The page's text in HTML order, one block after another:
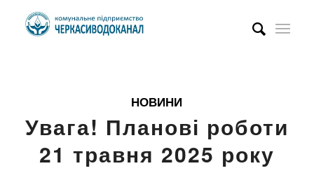
НОВИНИ
Увага! Планові роботи
21 травня 2025 року